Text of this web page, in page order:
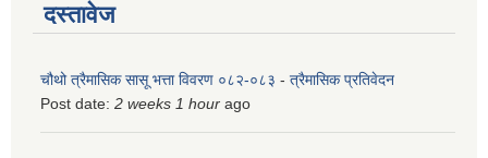
दस्तावेज
चौथो त्रैमासिक सासू भत्ता विवरण ०८२-०८३ - त्रैमासिक प्रतिवेदन
Post date: 2 weeks 1 hour ago